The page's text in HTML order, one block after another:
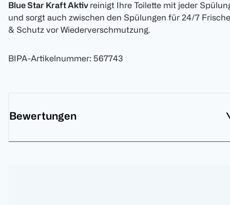
Blue Star Kraft Aktiv reinigt Ihre Toilette mit jeder
und sorgt auch zwischen den Spülungen für 24/7 Frische
& Schutz vor Wiederverschmutzung.
BIPA-Artikelnummer: 567743
Bewertungen